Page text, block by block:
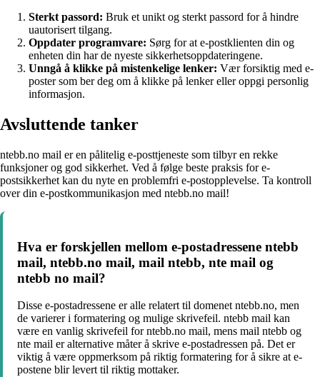
Sterkt passord: Bruk et unikt og sterkt passord for å hindre
uautorisert tilgang.
Oppdater programvare: Sørg for at e-postklienten din og
enheten din har de nyeste sikkerhetsoppdateringene.
Unngå å klikke på mistenkelige lenker: Vær forsiktig med e-
poster som ber deg om å klikke på lenker eller oppgi personlig
informasjon.
Avsluttende tanker
ntebb.no mail er en pålitelig e-posttjeneste som tilbyr en rekke
funksjoner og god sikkerhet. Ved å følge beste praksis for e-
postsikkerhet kan du nyte en problemfri e-postopplevelse. Ta kontroll
over din e-postkommunikasjon med ntebb.no mail!
Hva er forskjellen mellom e-postadressene ntebb
mail, ntebb.no mail, mail ntebb, nte mail og
ntebb no mail?
Disse e-postadressene er alle relatert til domenet ntebb.no, men
de varierer i formatering og mulige skrivefeil. ntebb mail kan
være en vanlig skrivefeil for ntebb.no mail, mens mail ntebb og
nte mail er alternative måter å skrive e-postadressen på. Det er
viktig å være oppmerksom på riktig formatering for å sikre at e-
postene blir levert til riktig mottaker.